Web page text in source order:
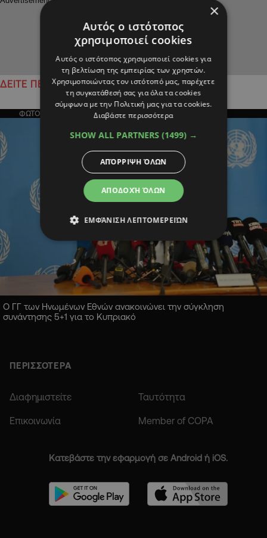
ΔΕΙΤΕ ΠΕΡΙΣΣΟΤΕΡΑ
ΦΩΤΟΓΡΑΦΙΑ ΤΗΣ ΗΜΕΡΑΣ
Ο ΓΓ των Ηνωμένων Εθνών ανακοινώνει την σύγκληση
συνάντησης 5+1 για το Κυπριακό
ΠΕΡΙΣΣΟΤΕΡΑ
Διαφημιστείτε Ταυτότητα
Επικοινωνία Member of COPA
Κατεβάστε την εφαρμογή σε Android ή iOS.
×
Αυτός ο ιστότοπος
χρησιμοποιεί cookies
Αυτός ο ιστότοπος χρησιμοποιεί cookies για
τη βελτίωση της εμπειρίας των χρηστών.
Χρησιμοποιώντας τον ιστότοπό μας, παρέχετε
τη συγκατάθεσή σας για όλα τα cookies
σύμφωνα με την Πολιτική μας για τα cookies.
Διαβάστε περισσότερα
SHOW ALL PARTNERS (1499) →
ΑΠΟΔΟΧΉ ΌΛΩΝ
ΑΠΌΡΡΙΨΗ ΌΛΩΝ
ΕΜΦΆΝΙΣΗ ΛΕΠΤΟΜΕΡΕΙΏΝ